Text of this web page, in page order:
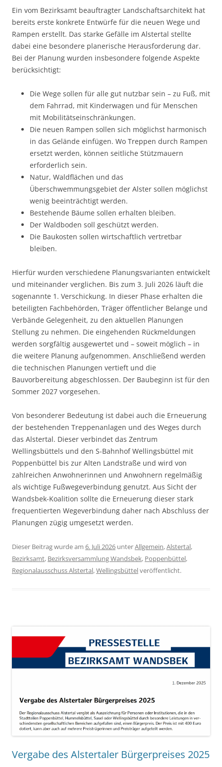
Ein vom Bezirksamt beauftragter Landschaftsarchitekt hat
bereits erste konkrete Entwürfe für die neuen Wege und
Rampen erstellt. Das starke Gefälle im Alstertal stellte
dabei eine besondere planerische Herausforderung dar.
Bei der Planung wurden insbesondere folgende Aspekte
berücksichtigt:
Die Wege sollen für alle gut nutzbar sein – zu Fuß, mit
dem Fahrrad, mit Kinderwagen und für Menschen
mit Mobilitätseinschränkungen.
Die neuen Rampen sollen sich möglichst harmonisch
in das Gelände einfügen. Wo Treppen durch Rampen
ersetzt werden, können seitliche Stützmauern
erforderlich sein.
Natur, Waldflächen und das
Überschwemmungsgebiet der Alster sollen möglichst
wenig beeinträchtigt werden.
Bestehende Bäume sollen erhalten bleiben.
Der Waldboden soll geschützt werden.
Die Baukosten sollen wirtschaftlich vertretbar
bleiben.
Hierfür wurden verschiedene Planungsvarianten entwickelt
und miteinander verglichen. Bis zum 3. Juli 2026 läuft die
sogenannte 1. Verschickung. In dieser Phase erhalten die
beteiligten Fachbehörden, Träger öffentlicher Belange und
Verbände Gelegenheit, zu den aktuellen Planungen
Stellung zu nehmen. Die eingehenden Rückmeldungen
werden sorgfältig ausgewertet und – soweit möglich – in
die weitere Planung aufgenommen. Anschließend werden
die technischen Planungen vertieft und die
Bauvorbereitung abgeschlossen. Der Baubeginn ist für den
Sommer 2027 vorgesehen.
Von besonderer Bedeutung ist dabei auch die Erneuerung
der bestehenden Treppenanlagen und des Weges durch
das Alstertal. Dieser verbindet das Zentrum
Wellingsbüttels und den S-Bahnhof Wellingsbüttel mit
Poppenbüttel bis zur Alten Landstraße und wird von
zahlreichen Anwohnerinnen und Anwohnern regelmäßig
als wichtige Fußwegeverbindung genutzt. Aus Sicht der
Wandsbek-Koalition sollte die Erneuerung dieser stark
frequentierten Wegeverbindung daher nach Abschluss der
Planungen zügig umgesetzt werden.
Dieser Beitrag wurde am 6. Juli 2026 unterAllgemein,Alstertal,
Bezirksamt, Bezirksversammlung Wandsbek, Poppenbüttel,
Regionalausschuss Alstertal,Wellingsbüttelveröffentlicht.
Vergabe des Alstertaler Bürgerpreises 2025